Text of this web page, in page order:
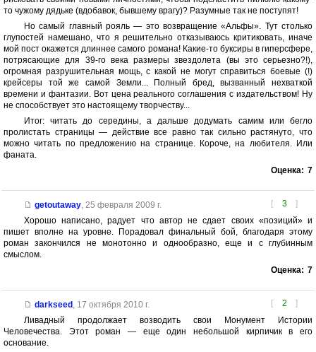
то чужому дядьке (вдобавок, бывшему врагу)? Разумные так не поступят!
Но самый главный рояль — это возвращение «Альфы». Тут столько
глупостей намешано, что я решительно отказываюсь критиковать, иначе
мой пост окажется длиннее самого романа! Какие-то буксиры в гиперсфере,
потрясающие для 39-го века размеры звездолета (вы это серьезно?!),
огромная разрушительная мощь, с какой не могут справиться боевые (!)
крейсеры той же самой Земли... Полный бред, вызванный нехваткой
времени и фантазии. Вот цена реального соглашения с издательством! Ну
не способствует это настоящему творчеству...
Итог: читать до середины, а дальше додумать самим или бегло
пролистать страницы — действие все равно так сильно растянуто, что
можно читать по предложению на странице. Короче, на любителя. Или
фаната.
Оценка: 7
[ 3 ]
getoutaway, 25 февраля 2009 г.
Хорошо написано, радует что автор не сдает своих «позиций» и
пишет вполне на уровне. Порадовал финальный бой, благодаря этому
роман закончился не монотонно и однообразно, еще и с глубинным
смыслом.
Оценка: 7
[ 2 ]
darkseed, 17 октября 2010 г.
Ливадный продолжает возводить свои Монумент Истории
Человечества. Этот роман — еще один небольшой кирпичик в его
основание.